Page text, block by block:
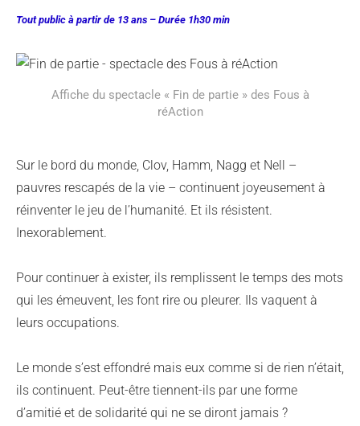
Tout public à partir de 13 ans – Durée 1h30 min
Affiche du spectacle « Fin de partie » des Fous à
réAction
Sur le bord du monde, Clov, Hamm, Nagg et Nell –
pauvres rescapés de la vie – continuent joyeusement à
réinventer le jeu de l’humanité. Et ils résistent.
Inexorablement.
Pour continuer à exister, ils remplissent le temps des mots
qui les émeuvent, les font rire ou pleurer. Ils vaquent à
leurs occupations.
Le monde s’est effondré mais eux comme si de rien n’était,
ils continuent. Peut-être tiennent-ils par une forme
d’amitié et de solidarité qui ne se diront jamais ?